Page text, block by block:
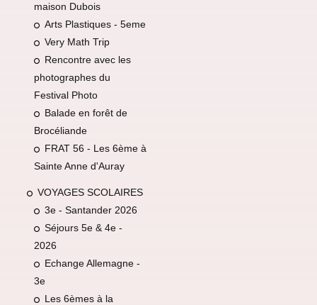
maison Dubois
Arts Plastiques - 5eme
Very Math Trip
Rencontre avec les
photographes du
Festival Photo
Balade en forêt de
Brocéliande
FRAT 56 - Les 6ème à
Sainte Anne d'Auray
VOYAGES SCOLAIRES
3e - Santander 2026
Séjours 5e & 4e -
2026
Echange Allemagne -
3e
Les 6èmes à la